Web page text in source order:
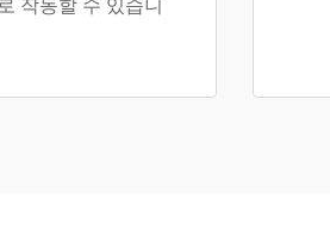
작동할 수 있습니